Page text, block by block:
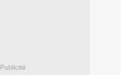
Publicité